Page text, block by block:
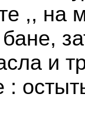
,, на
и
: